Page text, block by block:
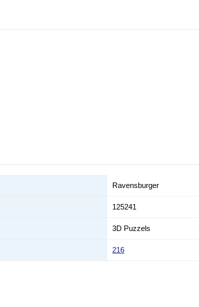
Ravensburger
125241
3D Puzzels
216